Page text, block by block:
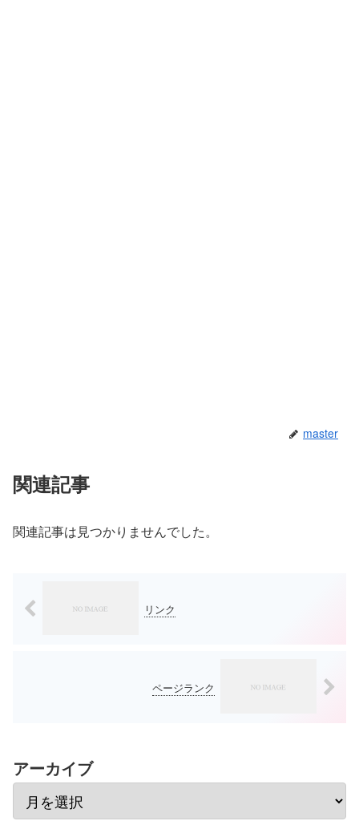
master
関連記事
関連記事は見つかりませんでした。
リンク
ページランク
アーカイブ